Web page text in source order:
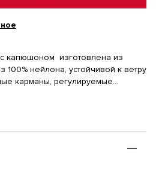
капюшоном изготовлена из
100% нейлона, устойчивой к ветру
карманы, регулируемые
куртка идеально подходит для